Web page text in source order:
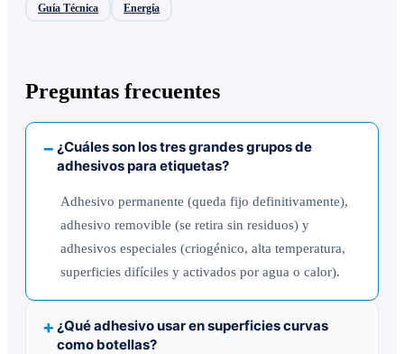
Guía Técnica Energía
Preguntas frecuentes
¿Cuáles son los tres grandes grupos de
adhesivos para etiquetas?
Adhesivo permanente (queda fijo definitivamente),
adhesivo removible (se retira sin residuos) y
adhesivos especiales (criogénico, alta temperatura,
superficies difíciles y activados por agua o calor).
¿Qué adhesivo usar en superficies curvas
como botellas?